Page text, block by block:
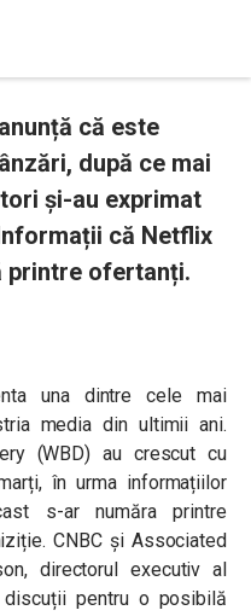
că este
după ce mai
și-au exprimat
că Netflix
printre ofertanți.
una dintre cele mai
media din ultimii ani.
(WBD) au crescut cu
în urma informațiilor
s-ar număra printre
CNBC și Associated
directorul executiv al
discuții pentru o posibilă